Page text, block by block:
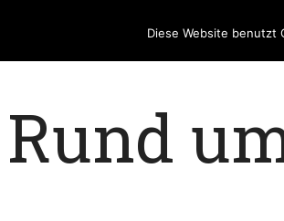
Rund
Diese Website benutzt